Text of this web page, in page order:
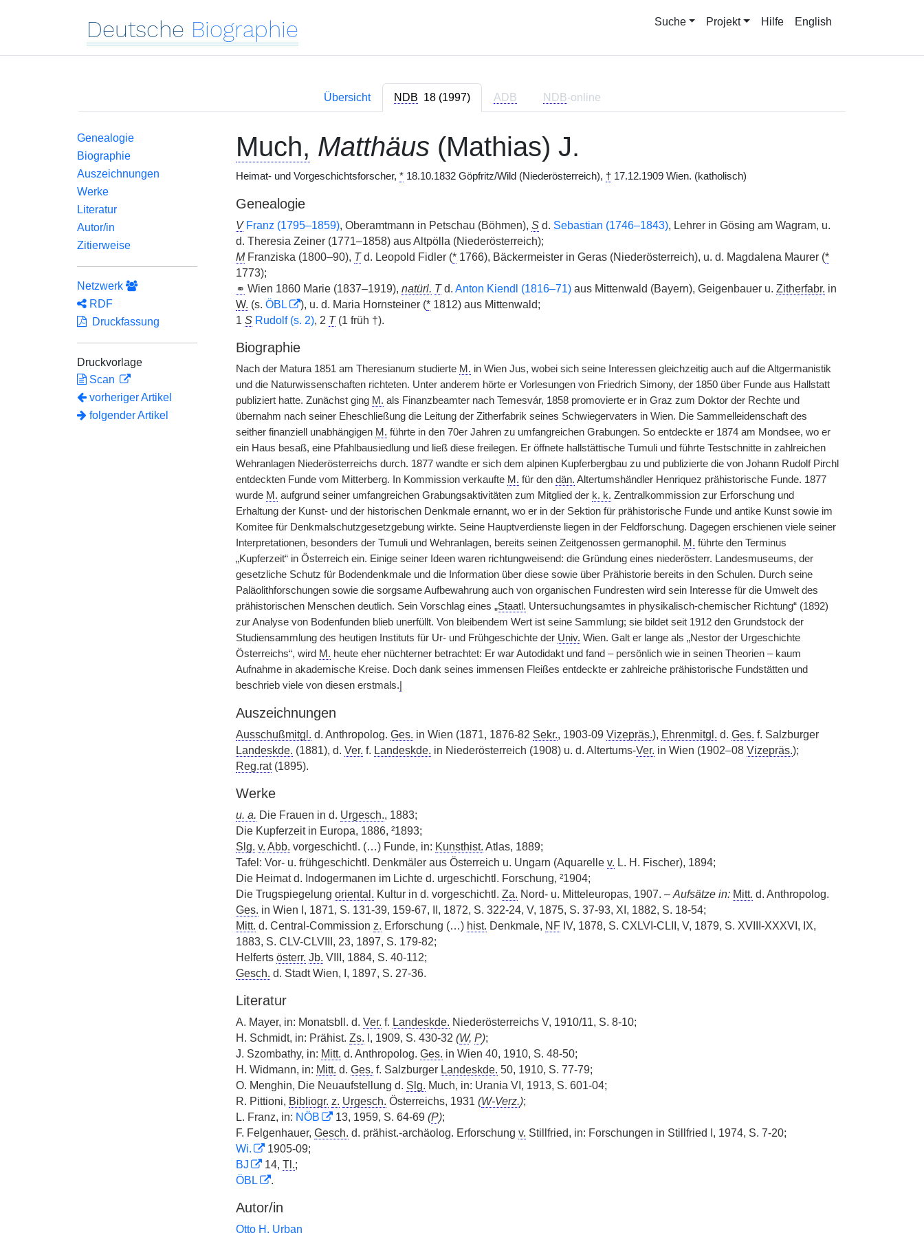
Deutsche Biographie Suche Projekt Hilfe English
Übersicht NDB 18 (1997) ADB NDB-online
Genealogie
Biographie
Auszeichnungen
Werke
Literatur
Autor/in
Zitierweise
Netzwerk
RDF
Druckfassung
Druckvorlage
Scan
vorheriger Artikel
folgender Artikel
Much, Matthäus (Mathias) J.
Heimat- und Vorgeschichtsforscher, *18.10.1832 Göpfritz/Wild (Niederösterreich), †17.12.1909 Wien. (katholisch)
Genealogie
V Franz (1795–1859), Oberamtmann in Petschau (Böhmen), Sd. Sebastian (1746–1843), Lehrer in Gösing am Wagram, u.
d. Theresia Zeiner (1771–1858) aus Altpölla (Niederösterreich);
MFranziska (1800–90), Td. Leopold Fidler (*1766), Bäckermeister in Geras (Niederösterreich), u. d. Magdalena Maurer (*
1773);
⚭ Wien 1860 Marie (1837–1919), natürl. Td. Anton Kiendl (1816–71)aus Mittenwald (Bayern), Geigenbauer u. Zitherfabr. in
W. (s. ÖBL ), u. d. Maria Hornsteiner (*1812) aus Mittenwald;
1 S Rudolf (s. 2), 2 T(1 früh †).
Biographie
Nach der Matura 1851 am Theresianum studierte M. in Wien Jus, wobei sich seine Interessen gleichzeitig auch auf die Altgermanistik
und die Naturwissenschaften richteten. Unter anderem hörte er Vorlesungen von Friedrich Simony, der 1850 über Funde aus Hallstatt
publiziert hatte. Zunächst ging M. als Finanzbeamter nach Temesvár, 1858 promovierte er in Graz zum Doktor der Rechte und
übernahm nach seiner Eheschließung die Leitung der Zitherfabrik seines Schwiegervaters in Wien. Die Sammelleidenschaft des
seither finanziell unabhängigen M. führte in den 70er Jahren zu umfangreichen Grabungen. So entdeckte er 1874 am Mondsee, wo er
ein Haus besaß, eine Pfahlbausiedlung und ließ diese freilegen. Er öffnete hallstättische Tumuli und führte Testschnitte in zahlreichen
Wehranlagen Niederösterreichs durch. 1877 wandte er sich dem alpinen Kupferbergbau zu und publizierte die von Johann Rudolf Pirchl
entdeckten Funde vom Mitterberg. In Kommission verkaufte M. für den dän. Altertumshändler Henriquez prähistorische Funde. 1877
wurde M. aufgrund seiner umfangreichen Grabungsaktivitäten zum Mitglied der k. k. Zentralkommission zur Erforschung und
Erhaltung der Kunst- und der historischen Denkmale ernannt, wo er in der Sektion für prähistorische Funde und antike Kunst sowie im
Komitee für Denkmalschutzgesetzgebung wirkte. Seine Hauptverdienste liegen in der Feldforschung. Dagegen erschienen viele seiner
Interpretationen, besonders der Tumuli und Wehranlagen, bereits seinen Zeitgenossen germanophil. M. führte den Terminus
„Kupferzeit“ in Österreich ein. Einige seiner Ideen waren richtungweisend: die Gründung eines niederösterr. Landesmuseums, der
gesetzliche Schutz für Bodendenkmale und die Information über diese sowie über Prähistorie bereits in den Schulen. Durch seine
Paläolithforschungen sowie die sorgsame Aufbewahrung auch von organischen Fundresten wird sein Interesse für die Umwelt des
prähistorischen Menschen deutlich. Sein Vorschlag eines „Staatl. Untersuchungsamtes in physikalisch-chemischer Richtung“ (1892)
zur Analyse von Bodenfunden blieb unerfüllt. Von bleibendem Wert ist seine Sammlung; sie bildet seit 1912 den Grundstock der
Studiensammlung des heutigen Instituts für Ur- und Frühgeschichte der Univ. Wien. Galt er lange als „Nestor der Urgeschichte
Österreichs“, wird M. heute eher nüchterner betrachtet: Er war Autodidakt und fand – persönlich wie in seinen Theorien – kaum
Aufnahme in akademische Kreise. Doch dank seines immensen Fleißes entdeckte er zahlreiche prähistorische Fundstätten und
beschrieb viele von diesen erstmals.
Auszeichnungen
Ausschußmitgl. d. Anthropolog. Ges. in Wien (1871, 1876-82 Sekr., 1903-09 Vizepräs.), Ehrenmitgl. d. Ges. f. Salzburger
Landeskde. (1881), d. Ver. f. Landeskde. in Niederösterreich (1908) u. d. Altertums-Ver. in Wien (1902–08 Vizepräs.);
Reg.rat(1895).
Werke
u. a. Die Frauen in d. Urgesch., 1883;
Die Kupferzeit in Europa, 1886, ²1893;
Slg. v. Abb. vorgeschichtl. (…) Funde, in: Kunsthist. Atlas, 1889;
Tafel: Vor- u. frühgeschichtl. Denkmäler aus Österreich u. Ungarn (Aquarelle v. L. H. Fischer), 1894;
Die Heimat d. Indogermanen im Lichte d. urgeschichtl. Forschung, ²1904;
Die Trugspiegelung oriental. Kultur in d. vorgeschichtl. Za. Nord- u. Mitteleuropas, 1907. – Aufsätze in: Mitt. d. Anthropolog.
Ges. in Wien I, 1871, S. 131-39, 159-67, II, 1872, S. 322-24, V, 1875, S. 37-93, XI, 1882, S. 18-54;
Mitt. d. Central-Commission z. Erforschung (…) hist. Denkmale, NFIV, 1878, S. CXLVI-CLII, V, 1879, S. XVIII-XXXVI, IX,
1883, S. CLV-CLVIII, 23, 1897, S. 179-82;
Helferts österr. Jb. VIII, 1884, S. 40-112;
Gesch. d. Stadt Wien, I, 1897, S. 27-36.
Literatur
A. Mayer, in: Monatsbll. d. Ver. f. Landeskde. Niederösterreichs V, 1910/11, S. 8-10;
H. Schmidt, in: Prähist. Zs. I, 1909, S. 430-32 (W, P);
J. Szombathy, in: Mitt. d. Anthropolog. Ges. in Wien 40, 1910, S. 48-50;
H. Widmann, in: Mitt. d. Ges. f. Salzburger Landeskde. 50, 1910, S. 77-79;
O. Menghin, Die Neuaufstellung d. Slg. Much, in: Urania VI, 1913, S. 601-04;
R. Pittioni, Bibliogr. z. Urgesch. Österreichs, 1931 (W-Verz.);
L. Franz, in: NÖB 13, 1959, S. 64-69 (P);
F. Felgenhauer, Gesch. d. prähist.-archäolog. Erforschung v. Stillfried, in: Forschungen in Stillfried I, 1974, S. 7-20;
Wi.
1905-09;
BJ
14, Tl.;
ÖBL
.
Autor/in
Otto H. Urban